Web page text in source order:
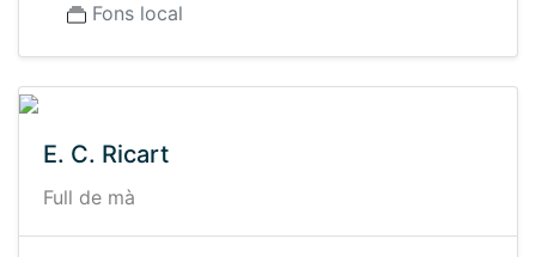
Fons local
E. C. Ricart
Full de mà